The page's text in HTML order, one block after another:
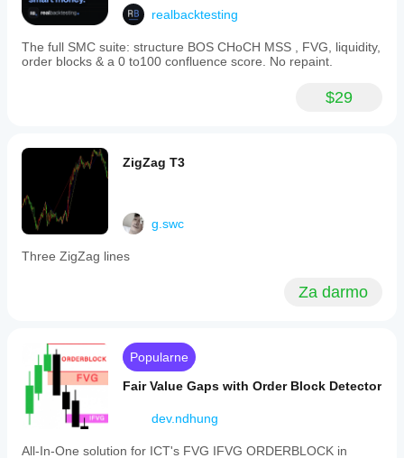
realbacktesting
The full SMC suite: structure BOS CHoCH MSS , FVG, liquidity,
order blocks & a 0 to100 confluence score. No repaint.
$29
ZigZag T3
g.swc
Three ZigZag lines
Za darmo
Popularne
Fair Value Gaps with Order Block Detector
dev.ndhung
All-In-One solution for ICT's FVG IFVG ORDERBLOCK in